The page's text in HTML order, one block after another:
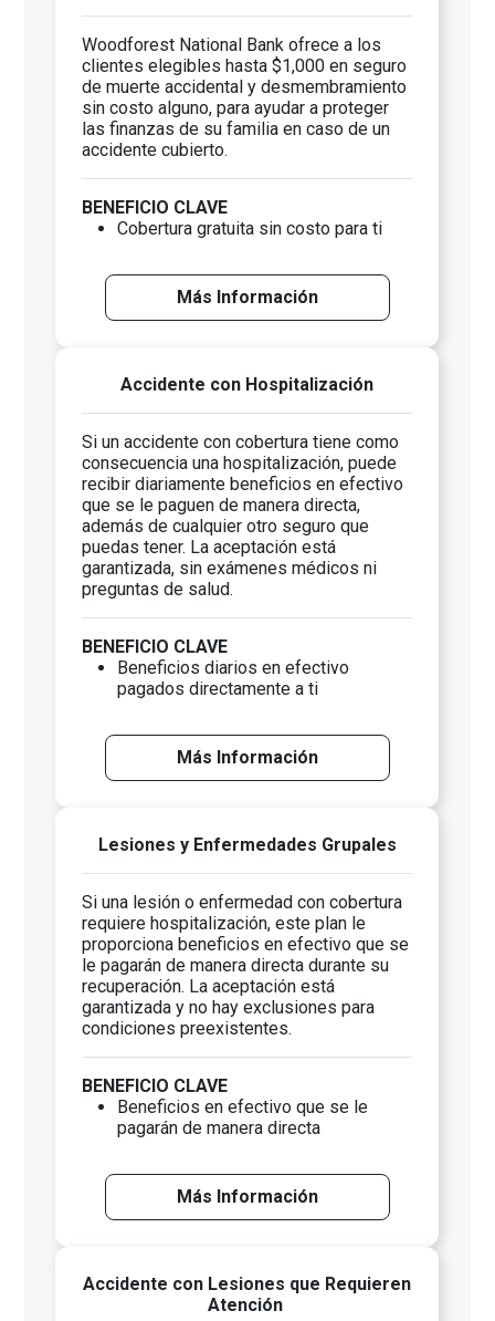
Woodforest National Bank ofrece a los
clientes elegibles hasta $1,000 en seguro
de muerte accidental y desmembramiento
sin costo alguno, para ayudar a proteger
las finanzas de su familia en caso de un
accidente cubierto.
BENEFICIO CLAVE
Cobertura gratuita sin costo para ti
Más Información
Accidente con Hospitalización
Si un accidente con cobertura tiene como
consecuencia una hospitalización, puede
recibir diariamente beneficios en efectivo
que se le paguen de manera directa,
además de cualquier otro seguro que
puedas tener. La aceptación está
garantizada, sin exámenes médicos ni
preguntas de salud.
BENEFICIO CLAVE
Beneficios diarios en efectivo
pagados directamente a ti
Más Información
Lesiones y Enfermedades Grupales
Si una lesión o enfermedad con cobertura
requiere hospitalización, este plan le
proporciona beneficios en efectivo que se
le pagarán de manera directa durante su
recuperación. La aceptación está
garantizada y no hay exclusiones para
condiciones preexistentes.
BENEFICIO CLAVE
Beneficios en efectivo que se le
pagarán de manera directa
Más Información
Accidente con Lesiones que Requieren
Atención